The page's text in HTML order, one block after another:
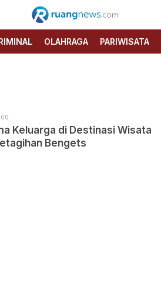
RUANG
NEWS
OLAHRAGA PARIWISATA
Keluarga di Destinasi Wisata
Bengets